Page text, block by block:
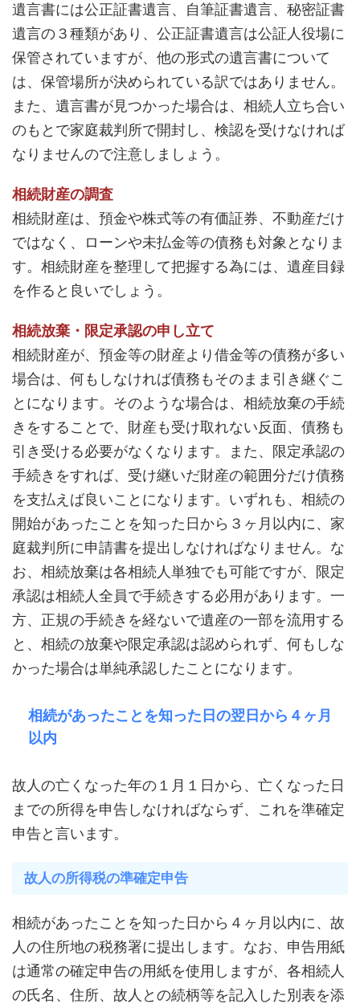
遺言書には公正証書遺言、自筆証書遺言、秘密証書
遺言の３種類があり、公正証書遺言は公証人役場に
保管されていますが、他の形式の遺言書について
は、保管場所が決められている訳ではありません。
また、遺言書が見つかった場合は、相続人立ち合い
のもとで家庭裁判所で開封し、検認を受けなければ
なりませんので注意しましょう。
相続財産の調査
相続財産は、預金や株式等の有価証券、不動産だけ
ではなく、ローンや未払金等の債務も対象となりま
す。相続財産を整理して把握する為には、遺産目録
を作ると良いでしょう。
相続放棄・限定承認の申し立て
相続財産が、預金等の財産より借金等の債務が多い
場合は、何もしなければ債務もそのまま引き継ぐこ
とになります。そのような場合は、相続放棄の手続
きをすることで、財産も受け取れない反面、債務も
引き受ける必要がなくなります。また、限定承認の
手続きをすれば、受け継いだ財産の範囲分だけ債務
を支払えば良いことになります。いずれも、相続の
開始があったことを知った日から３ヶ月以内に、家
庭裁判所に申請書を提出しなければなりません。な
お、相続放棄は各相続人単独でも可能ですが、限定
承認は相続人全員で手続きする必用があります。一
方、正規の手続きを経ないで遺産の一部を流用する
と、相続の放棄や限定承認は認められず、何もしな
かった場合は単純承認したことになります。
相続があったことを知った日の翌日から４ヶ月
以内
故人の亡くなった年の１月１日から、亡くなった日
までの所得を申告しなければならず、これを準確定
申告と言います。
故人の所得税の準確定申告
相続があったことを知った日から４ヶ月以内に、故
人の住所地の税務署に提出します。なお、申告用紙
は通常の確定申告の用紙を使用しますが、各相続人
の氏名、住所、故人との続柄等を記入した別表を添